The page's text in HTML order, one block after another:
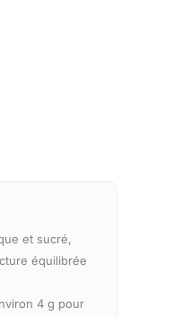
et sucré,
équilibrée
4 g pour